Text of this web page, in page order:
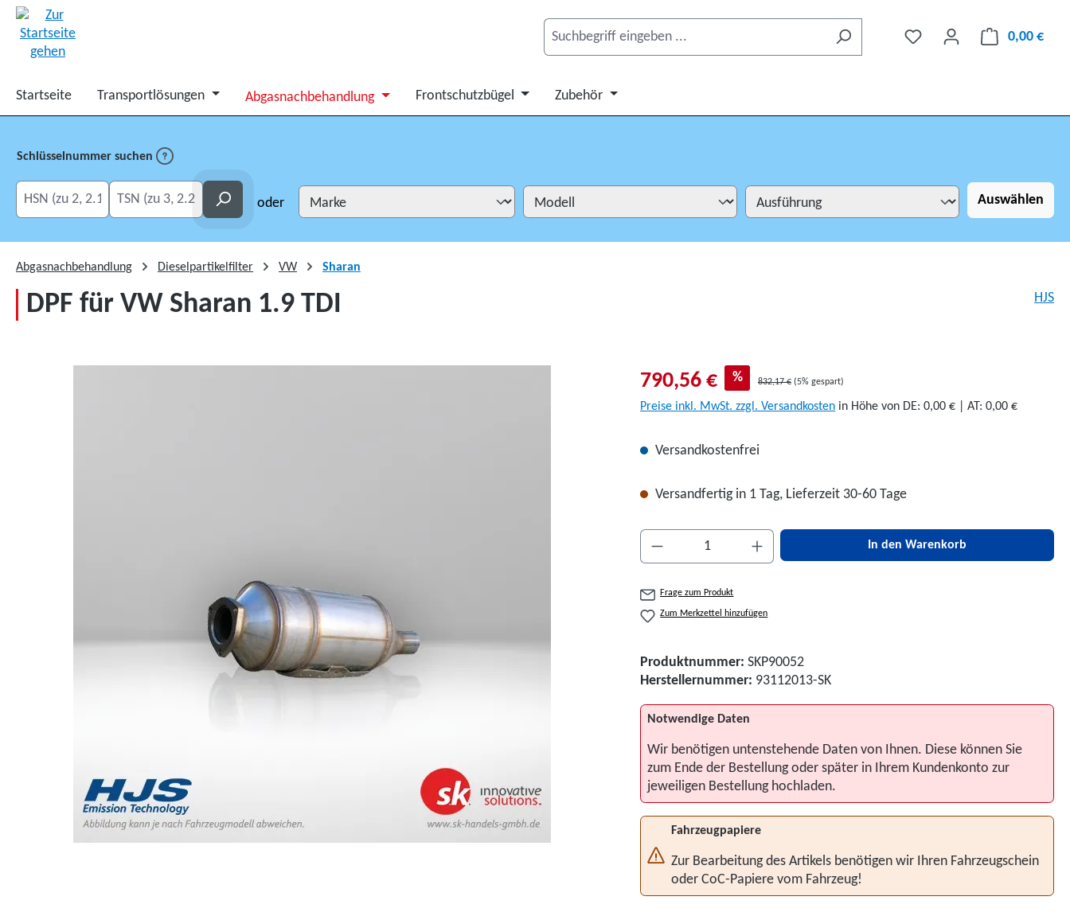
0,00 €
Startseite Transportlösungen Abgasnachbehandlung Frontschutzbügel Zubehör
Schlüsselnummer suchen
HSN eingeben
TSN eingeben Suchen oder Auswählen
Abgasnachbehandlung Dieselpartikelfilter VW Sharan
DPF für VW Sharan 1.9 TDI HJS
790,56 € % 832,17 € (5% gespart)
Preise inkl. MwSt. zzgl. Versandkosten in Höhe von DE: 0,00 € | AT: 0,00 €
Versandkostenfrei
Versandfertig in 1 Tag, Lieferzeit 30-60 Tage
Produkt Anzahl: Gib den gewünschten Wert ein oder
In den Warenkorb
Frage zum Produkt
Zum Merkzettel hinzufügen
Produktnummer: SKP90052
Herstellernummer: 93112013-SK
Notwendige Daten
Wir benötigen untenstehende Daten von Ihnen. Diese können Sie
zum Ende der Bestellung oder später in Ihrem Kundenkonto zur
jeweiligen Bestellung hochladen.
Fahrzeugpapiere
Zur Bearbeitung des Artikels benötigen wir Ihren Fahrzeugschein
oder CoC-Papiere vom Fahrzeug!